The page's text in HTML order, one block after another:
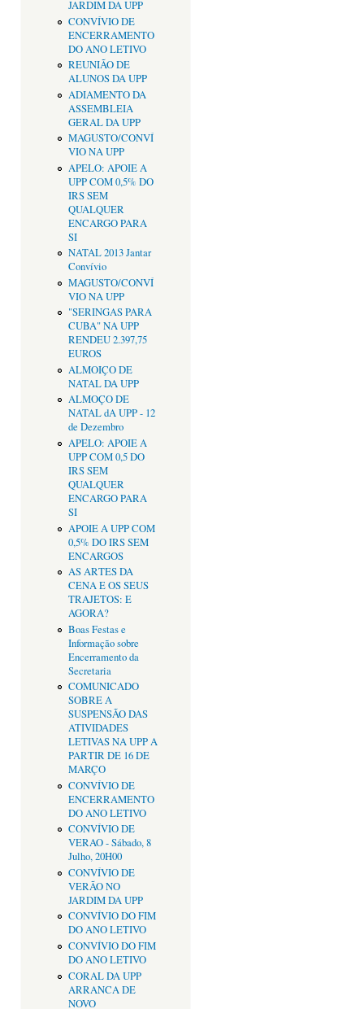
JARDIM DA UPP
CONVÍVIO DE
ENCERRAMENTO
DO ANO LETIVO
REUNIÃO DE
ALUNOS DA UPP
ADIAMENTO DA
ASSEMBLEIA
GERAL DA UPP
MAGUSTO/CONVÍ
VIO NA UPP
APELO: APOIE A
UPP COM 0,5% DO
IRS SEM
QUALQUER
ENCARGO PARA
SI
NATAL 2013 Jantar
Convívio
MAGUSTO/CONVÍ
VIO NA UPP
"SERINGAS PARA
CUBA" NA UPP
RENDEU 2.397,75
EUROS
ALMOIÇO DE
NATAL DA UPP
ALMOÇO DE
NATAL dA UPP - 12
de Dezembro
APELO: APOIE A
UPP COM 0,5 DO
IRS SEM
QUALQUER
ENCARGO PARA
SI
APOIE A UPP COM
0,5% DO IRS SEM
ENCARGOS
AS ARTES DA
CENA E OS SEUS
TRAJETOS: E
AGORA?
Boas Festas e
Informação sobre
Encerramento da
Secretaria
COMUNICADO
SOBRE A
SUSPENSÃO DAS
ATIVIDADES
LETIVAS NA UPP A
PARTIR DE 16 DE
MARÇO
CONVÍVIO DE
ENCERRAMENTO
DO ANO LETIVO
CONVÍVIO DE
VERAO - Sábado, 8
Julho, 20H00
CONVÍVIO DE
VERÃO NO
JARDIM DA UPP
CONVÍVIO DO FIM
DO ANO LETIVO
CONVÍVIO DO FIM
DO ANO LETIVO
CORAL DA UPP
ARRANCA DE
NOVO